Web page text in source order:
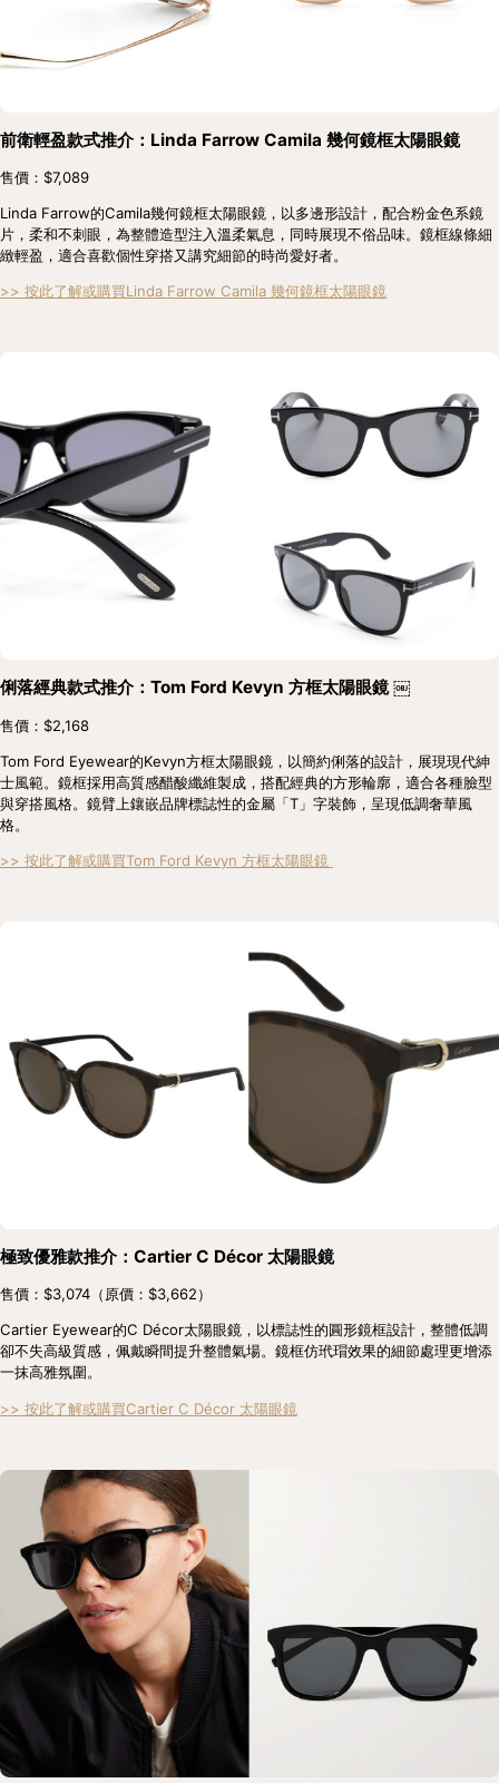
前衛輕盈款式推介：Linda Farrow Camila 幾何鏡框太陽眼鏡
售價：$7,089
Linda Farrow的Camila幾何鏡框太陽眼鏡，以多邊形設計，配合粉金色系鏡
片，柔和不刺眼，為整體造型注入溫柔氣息，同時展現不俗品味。鏡框線條細
緻輕盈，適合喜歡個性穿搭又講究細節的時尚愛好者。
>> 按此了解或購買Linda Farrow Camila 幾何鏡框太陽眼鏡
俐落經典款式推介：Tom Ford Kevyn 方框太陽眼鏡 ￼
售價：$2,168
Tom Ford Eyewear的Kevyn方框太陽眼鏡，以簡約俐落的設計，展現現代紳
士風範。鏡框採用高質感醋酸纖維製成，搭配經典的方形輪廓，適合各種臉型
與穿搭風格。鏡臂上鑲嵌品牌標誌性的金屬「T」字裝飾，呈現低調奢華風
格。
>> 按此了解或購買Tom Ford Kevyn 方框太陽眼鏡
極致優雅款推介：Cartier C Décor 太陽眼鏡
售價：$3,074（原價：$3,662）
Cartier Eyewear的C Décor太陽眼鏡，以標誌性的圓形鏡框設計，整體低調
卻不失高級質感，佩戴瞬間提升整體氣場。鏡框仿玳瑁效果的細節處理更增添
一抹高雅氛圍。
>> 按此了解或購買Cartier C Décor 太陽眼鏡